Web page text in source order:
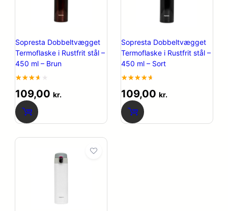
Sopresta Dobbeltvægget
Termoflaske i Rustfrit stål –
450 ml – Brun
som
3.6ud
af 5
kundebedømmelser
109,00kr.
Sopresta Dobbeltvægget
Termoflaske i Rustfrit stål –
450 ml – Sort
som4.6
ud af 5
baseret
109,00 kr.